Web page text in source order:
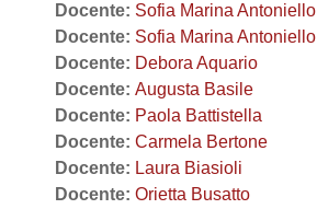
Docente: Sofia Marina Antoniello
Docente: Sofia Marina Antoniello
Docente: Debora Aquario
Docente: Augusta Basile
Docente: Paola Battistella
Docente: Carmela Bertone
Docente: Laura Biasioli
Docente: Orietta Busatto